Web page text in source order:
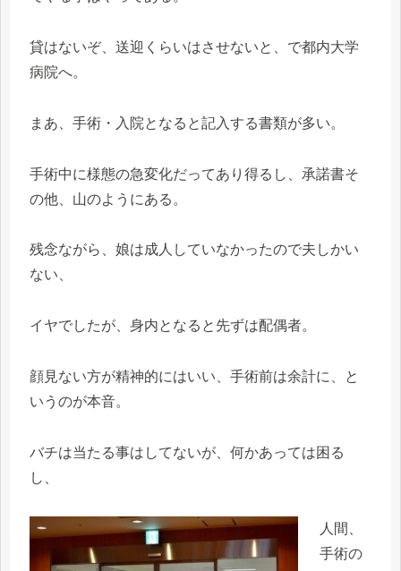
貸はないぞ、送迎くらいはさせないと、で都内大学
病院へ。
まあ、手術・入院となると記入する書類が多い。
手術中に様態の急変化だってあり得るし、承諾書そ
の他、山のようにある。
残念ながら、娘は成人していなかったので夫しかい
ない、
イヤでしたが、身内となると先ずは配偶者。
顔見ない方が精神的にはいい、手術前は余計に、と
いうのが本音。
バチは当たる事はしてないが、何かあっては困る
し、
人間、
手術の